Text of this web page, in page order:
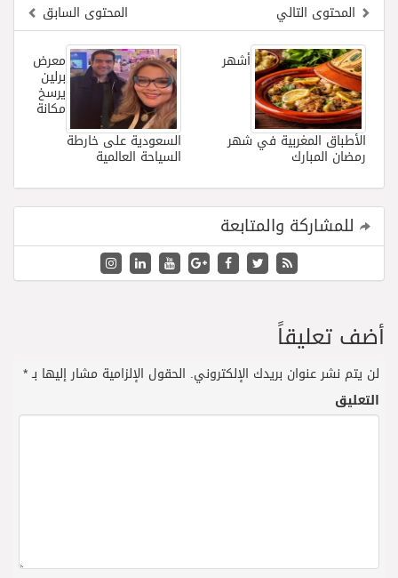
المحتوى السابق
المحتوى التالي
معرض
برلين
يرسخ
مكانة
السعودية على خارطة
السياحة العالمية
أشهر
الأطباق المغربية في شهر
رمضان المبارك
للمشاركة والمتابعة
أضف تعليقاً
لن يتم نشر عنوان بريدك الإلكتروني. الحقول الإلزامية مشار إليها بـ*
التعليق